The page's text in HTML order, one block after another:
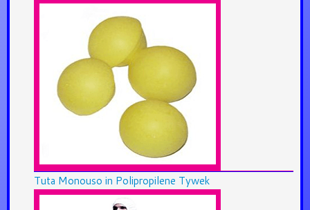
Tuta Monouso in Polipropilene Tywek